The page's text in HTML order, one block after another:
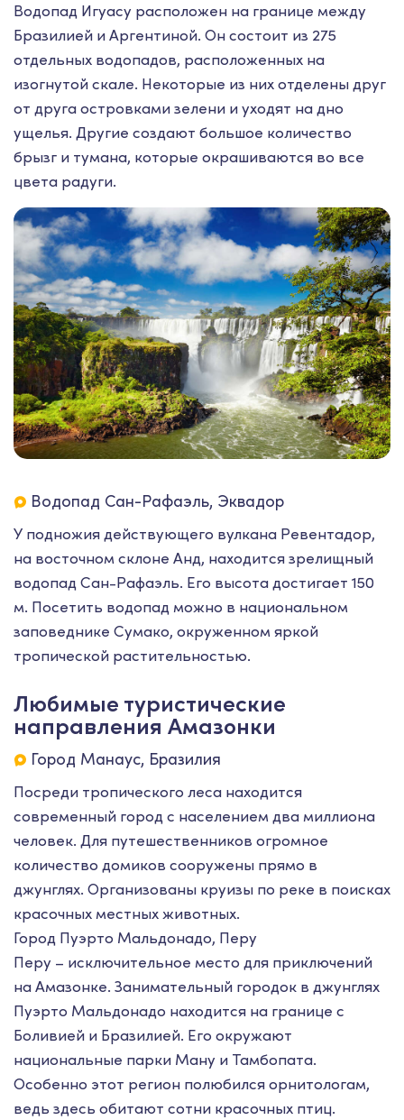
Водопад Игуасу расположен на границе между
Бразилией и Аргентиной. Он состоит из 275
отдельных водопадов, расположенных на
изогнутой скале. Некоторые из них отделены друг
от друга островками зелени и уходят на дно
ущелья. Другие создают большое количество
брызг и тумана, которые окрашиваются во все
цвета радуги.
Водопад Сан-Рафаэль, Эквадор
У подножия действующего вулкана Ревентадор,
на восточном склоне Анд, находится зрелищный
водопад Сан-Рафаэль. Его высота достигает 150
м. Посетить водопад можно в национальном
заповеднике Сумако, окруженном яркой
тропической растительностью.
Любимые туристические
направления Амазонки
Город Манаус, Бразилия
Посреди тропического леса находится
современный город с населением два миллиона
человек. Для путешественников огромное
количество домиков сооружены прямо в
джунглях. Организованы круизы по реке в поисках
красочных местных животных.
Город Пуэрто Мальдонадо, Перу
Перу – исключительное место для приключений
на Амазонке. Занимательный городок в джунглях
Пуэрто Мальдонадо находится на границе с
Боливией и Бразилией. Его окружают
национальные парки Ману и Тамбопата.
Особенно этот регион полюбился орнитологам,
ведь здесь обитают сотни красочных птиц.